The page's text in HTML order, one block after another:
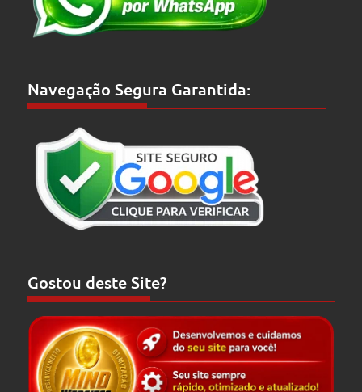
Navegação Segura Garantida:
Gostou deste Site?